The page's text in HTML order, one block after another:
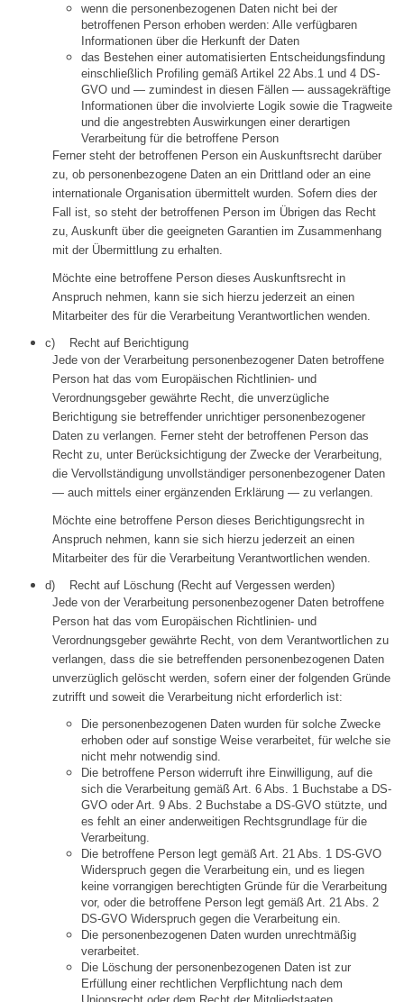
wenn die personenbezogenen Daten nicht bei der
betroffenen Person erhoben werden: Alle verfügbaren
Informationen über die Herkunft der Daten
das Bestehen einer automatisierten Entscheidungsfindung
einschließlich Profiling gemäß Artikel 22 Abs.1 und 4 DS-
GVO und — zumindest in diesen Fällen — aussagekräftige
Informationen über die involvierte Logik sowie die Tragweite
und die angestrebten Auswirkungen einer derartigen
Verarbeitung für die betroffene Person
Ferner steht der betroffenen Person ein Auskunftsrecht darüber
zu, ob personenbezogene Daten an ein Drittland oder an eine
internationale Organisation übermittelt wurden. Sofern dies der
Fall ist, so steht der betroffenen Person im Übrigen das Recht
zu, Auskunft über die geeigneten Garantien im Zusammenhang
mit der Übermittlung zu erhalten.
Möchte eine betroffene Person dieses Auskunftsrecht in
Anspruch nehmen, kann sie sich hierzu jederzeit an einen
Mitarbeiter des für die Verarbeitung Verantwortlichen wenden.
c) Recht auf Berichtigung
Jede von der Verarbeitung personenbezogener Daten betroffene
Person hat das vom Europäischen Richtlinien- und
Verordnungsgeber gewährte Recht, die unverzügliche
Berichtigung sie betreffender unrichtiger personenbezogener
Daten zu verlangen. Ferner steht der betroffenen Person das
Recht zu, unter Berücksichtigung der Zwecke der Verarbeitung,
die Vervollständigung unvollständiger personenbezogener Daten
— auch mittels einer ergänzenden Erklärung — zu verlangen.
Möchte eine betroffene Person dieses Berichtigungsrecht in
Anspruch nehmen, kann sie sich hierzu jederzeit an einen
Mitarbeiter des für die Verarbeitung Verantwortlichen wenden.
d) Recht auf Löschung (Recht auf Vergessen werden)
Jede von der Verarbeitung personenbezogener Daten betroffene
Person hat das vom Europäischen Richtlinien- und
Verordnungsgeber gewährte Recht, von dem Verantwortlichen zu
verlangen, dass die sie betreffenden personenbezogenen Daten
unverzüglich gelöscht werden, sofern einer der folgenden Gründe
zutrifft und soweit die Verarbeitung nicht erforderlich ist:
Die personenbezogenen Daten wurden für solche Zwecke
erhoben oder auf sonstige Weise verarbeitet, für welche sie
nicht mehr notwendig sind.
Die betroffene Person widerruft ihre Einwilligung, auf die
sich die Verarbeitung gemäß Art. 6 Abs. 1 Buchstabe a DS-
GVO oder Art. 9 Abs. 2 Buchstabe a DS-GVO stützte, und
es fehlt an einer anderweitigen Rechtsgrundlage für die
Verarbeitung.
Die betroffene Person legt gemäß Art. 21 Abs. 1 DS-GVO
Widerspruch gegen die Verarbeitung ein, und es liegen
keine vorrangigen berechtigten Gründe für die Verarbeitung
vor, oder die betroffene Person legt gemäß Art. 21 Abs. 2
DS-GVO Widerspruch gegen die Verarbeitung ein.
Die personenbezogenen Daten wurden unrechtmäßig
verarbeitet.
Die Löschung der personenbezogenen Daten ist zur
Erfüllung einer rechtlichen Verpflichtung nach dem